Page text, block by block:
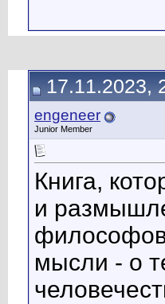
17.11.2023,
engeneer
Junior Member
Книга,
и
мысли - о